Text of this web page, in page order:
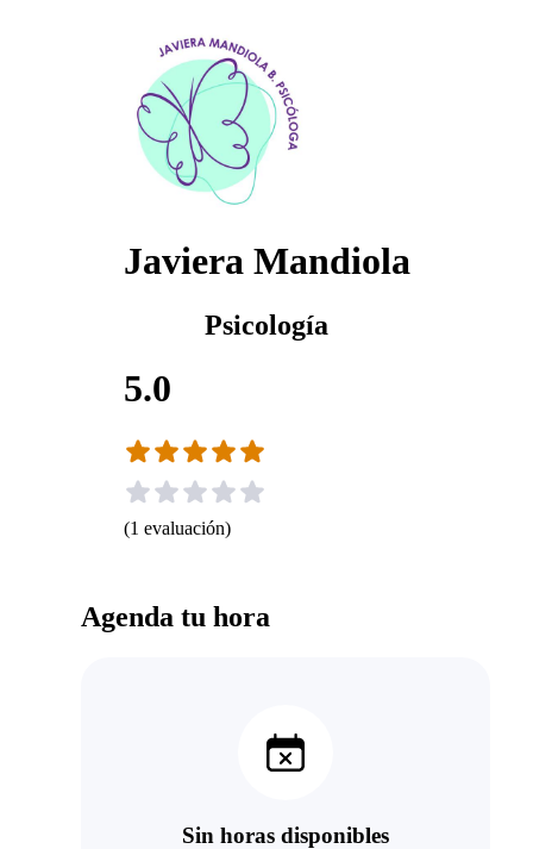
Javiera Mandiola
Psicología
5.0
(1 evaluación)
Agenda tu hora
Sin horas disponibles